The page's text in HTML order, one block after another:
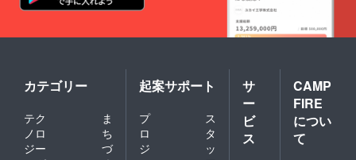
定
メン
バーに
なれま
す。高
速読書
の成功
メソッ
※LINE
を使っ
て１回
ト提出
できる
主体性
のある
方。あ
なたか
らのア
メン
ターと
して、
激変さ
せ、全
方位に
成長・
成功す
るお手
伝いを
カテゴリー
テク
ノロ
ジー
ま
ち
づ
起案サポート
プ
ロ
ジ
ス
タ
ッ
サ
ー
ビ
ス
CAMP
FIRE
につい
て